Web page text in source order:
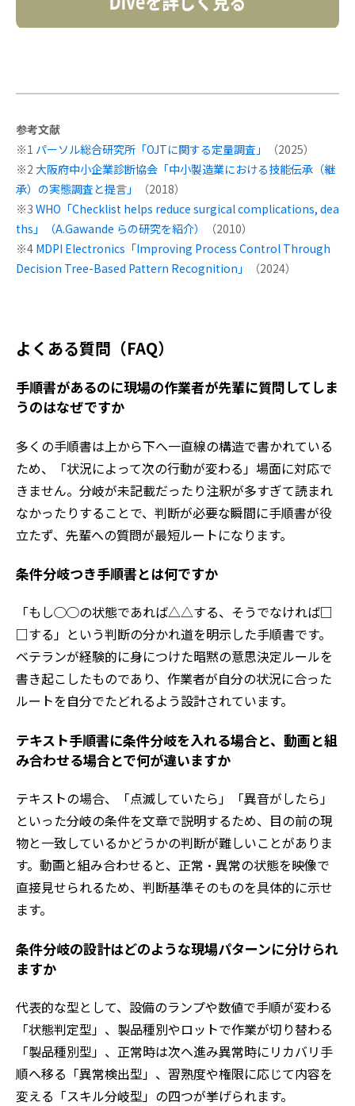
参考文献
※1 パーソル総合研究所「OJTに関する定量調査」
（2025）
※2 大阪府中小企業診断協会「中小製造業における技能伝承（継
承）の実態調査と提言」
（2018）
※3 WHO「Checklist helps reduce surgical complications, dea
ths」（A.Gawande らの研究を紹介）
（2010）
※4 MDPI Electronics「Improving Process Control Through
Decision Tree-Based Pattern Recognition」
（2024）
よくある質問（FAQ）
手順書があるのに現場の作業者が先輩に質問してしま
うのはなぜですか
多くの手順書は上から下へ一直線の構造で書かれている
ため、「状況によって次の行動が変わる」場面に対応で
きません。分岐が未記載だったり注釈が多すぎて読まれ
なかったりすることで、判断が必要な瞬間に手順書が役
立たず、先輩への質問が最短ルートになります。
条件分岐つき手順書とは何ですか
「もし◯◯の状態であれば△△する、そうでなければ□
□する」という判断の分かれ道を明示した手順書です。
ベテランが経験的に身につけた暗黙の意思決定ルールを
書き起こしたものであり、作業者が自分の状況に合った
ルートを自分でたどれるよう設計されています。
テキスト手順書に条件分岐を入れる場合と、動画と組
み合わせる場合とで何が違いますか
テキストの場合、「点滅していたら」「異音がしたら」
といった分岐の条件を文章で説明するため、目の前の現
物と一致しているかどうかの判断が難しいことがありま
す。動画と組み合わせると、正常・異常の状態を映像で
直接見せられるため、判断基準そのものを具体的に示せ
ます。
条件分岐の設計はどのような現場パターンに分けられ
ますか
代表的な型として、設備のランプや数値で手順が変わる
「状態判定型」、製品種別やロットで作業が切り替わる
「製品種別型」、正常時は次へ進み異常時にリカバリ手
順へ移る「異常検出型」、習熟度や権限に応じて内容を
変える「スキル分岐型」の四つが挙げられます。